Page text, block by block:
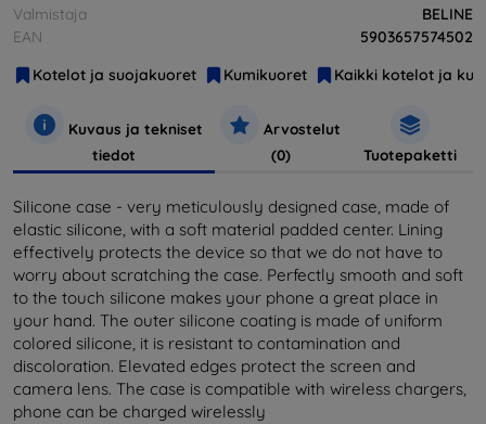
Valmistaja
BELINE
EAN
5903657574502
Kotelot ja suojakuoret
Kumikuoret Kaikki kotelot ja
Kuvaus ja tekniset
tiedot
Arvostelut
(0)
Tuotepaketti
Silicone case - very meticulously designed case, made of
elastic silicone, with a soft material padded center. Lining
effectively protects the device so that we do not have to
worry about scratching the case. Perfectly smooth and soft
to the touch silicone makes your phone a great place in
your hand. The outer silicone coating is made of uniform
colored silicone, it is resistant to contamination and
discoloration. Elevated edges protect the screen and
camera lens. The case is compatible with wireless chargers,
phone can be charged wirelessly